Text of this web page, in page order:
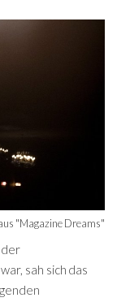
"Magazine Dreams"
der
sah sich das